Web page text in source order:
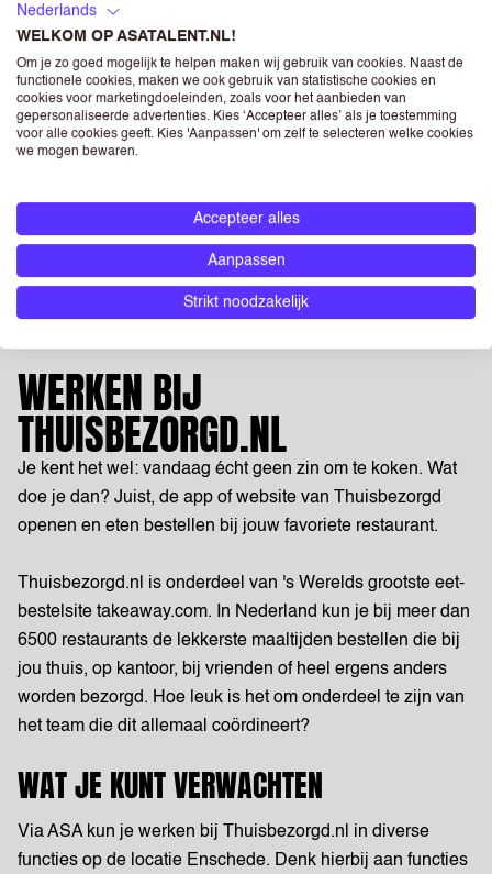
Zoek je een parttime vaste baan met uurloon tussen
€16,60 en €21,58, vaste werktijden en veel vrijheid?
Als fietsbezorger bij DHL Express in ’s-Gravenhage
werk je buiten, blijft je fit en bouw je aan je
toekomst....
1 2 ... 9 >
WERKEN BIJ
THUISBEZORGD.NL
Je kent het wel: vandaag écht geen zin om te koken. Wat
doe je dan? Juist, de app of website van Thuisbezorgd
openen en eten bestellen bij jouw favoriete restaurant.
Thuisbezorgd.nl is onderdeel van 's Werelds grootste eet-
bestelsite takeaway.com. In Nederland kun je bij meer dan
6500 restaurants de lekkerste maaltijden bestellen die bij
jou thuis, op kantoor, bij vrienden of heel ergens anders
worden bezorgd. Hoe leuk is het om onderdeel te zijn van
het team die dit allemaal coördineert?
WAT JE KUNT VERWACHTEN
Via ASA kun je werken bij Thuisbezorgd.nl in diverse
functies op de locatie Enschede. Denk hierbij aan functies
Nederlands
WELKOM OP ASATALENT.NL!
Om je zo goed mogelijk te helpen maken wij gebruik van cookies. Naast de
functionele cookies, maken we ook gebruik van statistische cookies en
cookies voor marketingdoeleinden, zoals voor het aanbieden van
gepersonaliseerde advertenties. Kies ‘Accepteer alles’ als je toestemming
voor alle cookies geeft. Kies 'Aanpassen' om zelf te selecteren welke cookies
we mogen bewaren.
Accepteer alles
Aanpassen
Strikt noodzakelijk